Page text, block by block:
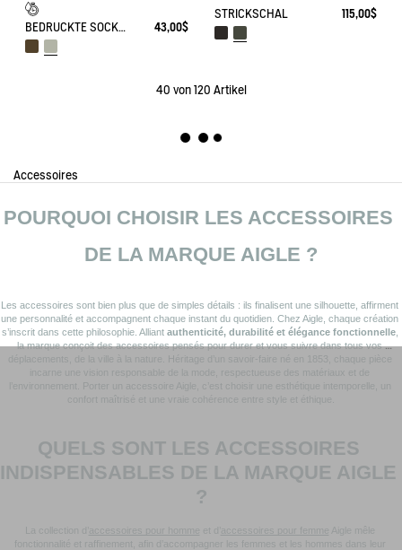
BEDRUCKTE SOCKEN, HERGESTELLT IN FRANKREICH 43,00$
STRICKSCHAL 115,00$
40 von 120 Artikel
Accessoires
POURQUOI CHOISIR LES ACCESSOIRES
DE LA MARQUE AIGLE ?
Les accessoires sont bien plus que de simples détails : ils finalisent une silhouette, affirment
une personnalité et accompagnent chaque instant du quotidien. Chez Aigle, chaque création
s’inscrit dans cette philosophie. Alliant authenticité, durabilité et élégance fonctionnelle,
la marque conçoit des accessoires pensés pour durer et vous suivre dans tous vos
déplacements, de la ville à la nature. Héritage d’un savoir-faire né en 1853, chaque pièce
incarne une vision responsable de la mode, respectueuse des matériaux et de
l’environnement. Porter un accessoire Aigle, c’est choisir une esthétique intemporelle, un
confort maîtrisé et une vraie cohérence entre style et éthique.
QUELS SONT LES ACCESSOIRES
INDISPENSABLES DE LA MARQUE AIGLE
?
La collection d’ accessoires pour homme et d’ accessoires pour femme
Aigle mêle
fonctionnalité et raffinement, afin d’accompagner les femmes et les hommes dans leur